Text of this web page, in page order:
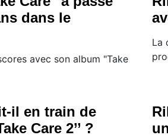
dans le
avec son album "Take
La
il en train de
Care 2’’ ?